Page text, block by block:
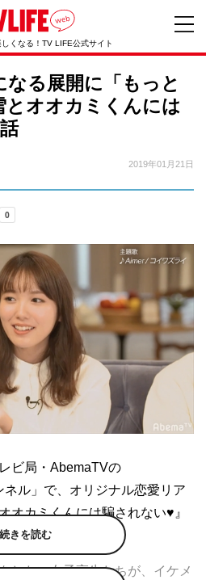
くなる！TV LIFE公式サイト
る展開に「もっと
とオオカミくんには
2019年01月21日
ビ局・AbemaTVの
ネル」で、オリジナル恋愛リア
オカミくんには騙されない♥』
。
したい女子高生たちが、イケメ
続きを読む